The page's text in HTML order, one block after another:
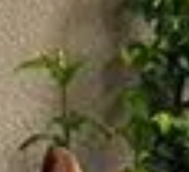
l'environnement, mais aussi pour votre
de manière autonome allège
bidons, et tonneaux sont des choix
la capacité et l'étanchéité des matériaux.
tout résidu indésirable. Ensuite,
délicatement pour installer un robinet,